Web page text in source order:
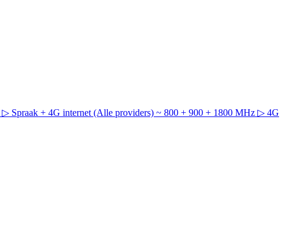
▷ Spraak + 4G internet (Alle providers) ~ 800 + 900 + 1800 MHz ▷ 4G